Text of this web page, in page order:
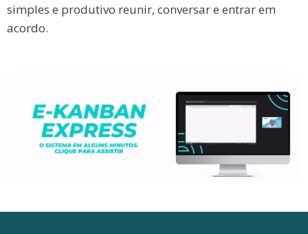
simples e produtivo reunir, conversar e entrar em
acordo.